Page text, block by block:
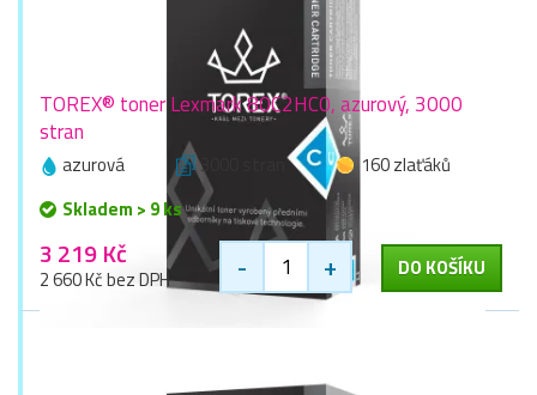
TOREX® toner Lexmark 80C2HC0, azurový, 3000
stran
azurová 3000 stran
160 zlaťáků
Skladem > 9 ks
3 219 Kč
2 660 Kč bez DPH - + DO KOŠÍKU